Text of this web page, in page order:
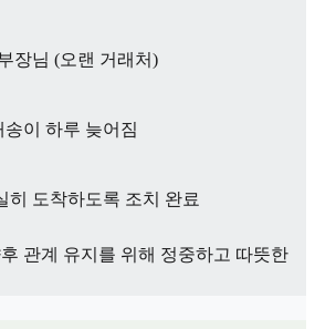
장님 (오랜 거래처)
이 하루 늦어짐
히 도착하도록 조치 완료
관계 유지를 위해 정중하고 따뜻한